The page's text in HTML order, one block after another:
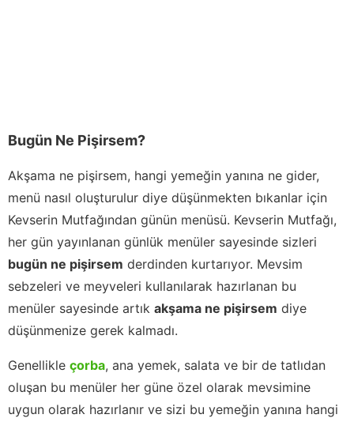
Bugün Ne Pişirsem?
Akşama ne pişirsem, hangi yemeğin yanına ne gider,
menü nasıl oluşturulur diye düşünmekten bıkanlar için
Kevserin Mutfağından günün menüsü. Kevserin Mutfağı,
her gün yayınlanan günlük menüler sayesinde sizleri
bugün ne pişirsem derdinden kurtarıyor. Mevsim
sebzeleri ve meyveleri kullanılarak hazırlanan bu
menüler sayesinde artık akşama ne pişirsem diye
düşünmenize gerek kalmadı.
Genellikle çorba, ana yemek, salata ve bir de tatlıdan
oluşan bu menüler her güne özel olarak mevsimine
uygun olarak hazırlanır ve sizi bu yemeğin yanına hangi